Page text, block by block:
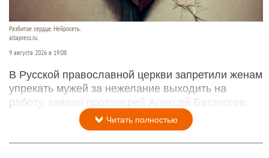
Разбитое сердце. Нейросеть.
altapress.ru.
9 августа 2026 в 19:08
В Русской православной церкви запретили женам
упрекать мужей за нежелание выходить на
работу, заявил протоиерей Алексей Батаногов.
Читать полностью